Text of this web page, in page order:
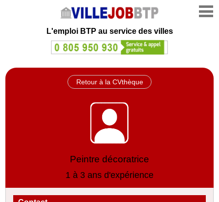
L'emploi BTP au service des villes
Retour à la CVthèque
Peintre décoratrice
1 à 3 ans d'expérience